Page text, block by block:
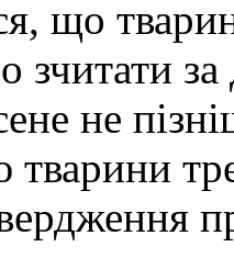
що
зчитати
не
тварини